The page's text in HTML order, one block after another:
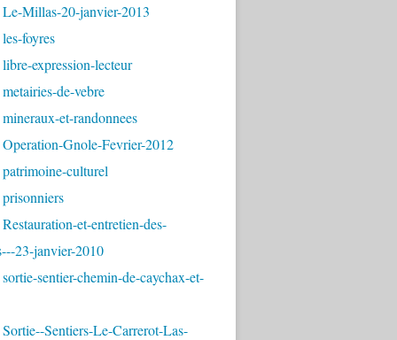
Millas-20-janvier-2013
foyres
expression-lecteur
de-vebre
et-randonnees
Gnole-Fevrier-2012
culturel
et-entretien-des-
23-janvier-2010
sentier-chemin-de-caychax-et-
Sentiers-Le-Carrerot-Las-